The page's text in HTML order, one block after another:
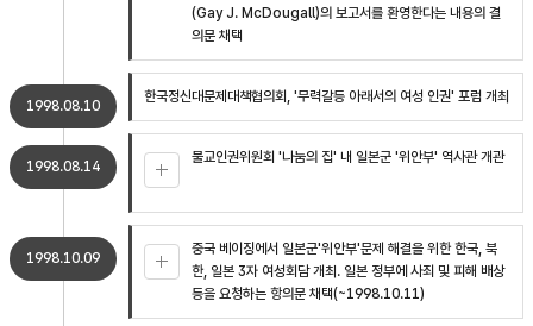
(Gay J. McDougall)의 보고서를 환영한다는 내용의 결
의문 채택
1998.08.10
한국정신대문제대책협의회, '무력갈등 아래서의 여성 인권' 포럼 개최
1998.08.14
불교인권위원회 '나눔의 집' 내 일본군 '위안부' 역사관 개관
1998.10.09
중국 베이징에서 일본군'위안부'문제 해결을 위한 한국, 북
한, 일본 3자 여성회담 개최. 일본 정부에 사죄 및 피해 배상
등을 요청하는 항의문 채택(~1998.10.11)